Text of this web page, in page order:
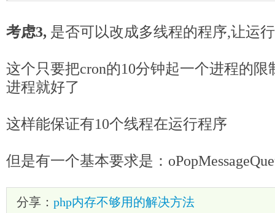
考虑3, 是否可以改成多线程的程序,让运
这个只要把cron的10分钟起一个进程的
进程就好了
这样能保证有10个线程在运行程序
但是有一个基本要求是：
分享： php内存不够用的解决方法